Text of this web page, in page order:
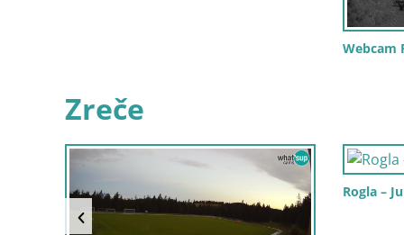
Webcam
Zreče
Rogla –